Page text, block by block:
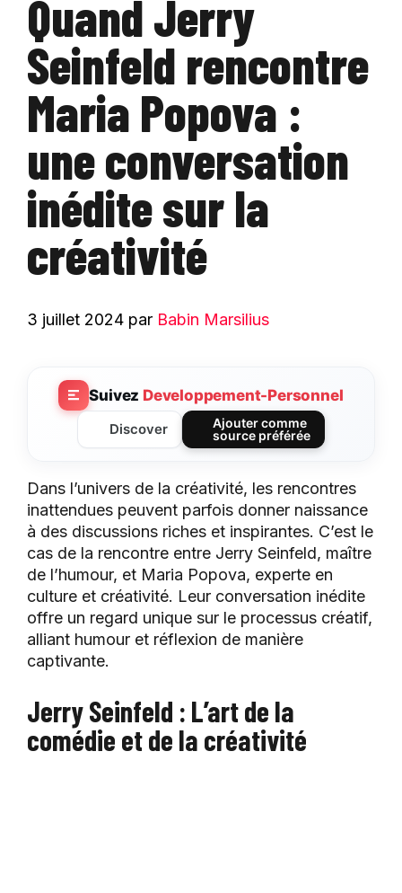
Quand Jerry
Seinfeld rencontre
Maria Popova :
une conversation
inédite sur la
créativité
3 juillet 2024 par Babin Marsilius
Suivez Developpement-Personnel
Discover
Ajouter comme
source préférée
Dans l’univers de la créativité, les rencontres
inattendues peuvent parfois donner naissance
à des discussions riches et inspirantes. C’est le
cas de la rencontre entre Jerry Seinfeld, maître
de l’humour, et Maria Popova, experte en
culture et créativité. Leur conversation inédite
offre un regard unique sur le processus créatif,
alliant humour et réflexion de manière
captivante.
Jerry Seinfeld : L’art de la
comédie et de la créativité